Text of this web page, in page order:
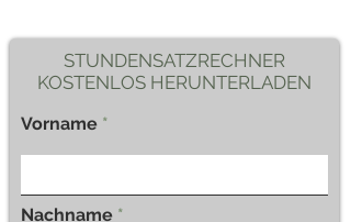
STUNDENSATZRECHNER
KOSTENLOS HERUNTERLADEN
Vorname
Nachname